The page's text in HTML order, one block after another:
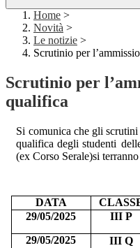
Home >
Novità >
Le notizie >
Scrutinio per
Scrutinio per
qualifica
Si comunica che gli scrutini
qualifica degli studenti
(ex Corso Serale)si
DATA
29/05/2025
III P
29/05/2025
III Q